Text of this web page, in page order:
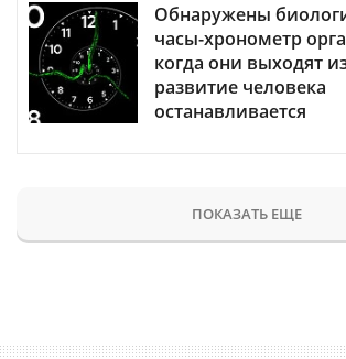
Обнаружены
часы-хронометр
когда они выходят
развитие человека
останавливается
ПОКАЗАТЬ ЕЩЕ